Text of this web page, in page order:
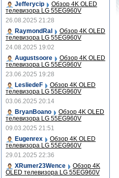
Jefferycip Обзор 4K OLED
телевизора LG 55EG960V
26.08.2025 21:28
RaymondRal
Обзор 4K OLED
телевизора LG 55EG960V
24.08.2025 19:02
Augustsoore
Обзор 4K OLED
телевизора LG 55EG960V
23.06.2025 19:28
LesliedeF
Обзор 4K OLED
телевизора LG 55EG960V
03.06.2025 20:14
BryanBoano
Обзор 4K OLED
телевизора LG 55EG960V
09.03.2025 21:51
Eugenrex
Обзор 4K OLED
телевизора LG 55EG960V
29.01.2025 22:36
XRumer23Wence
Обзор 4K
OLED телевизора LG 55EG960V